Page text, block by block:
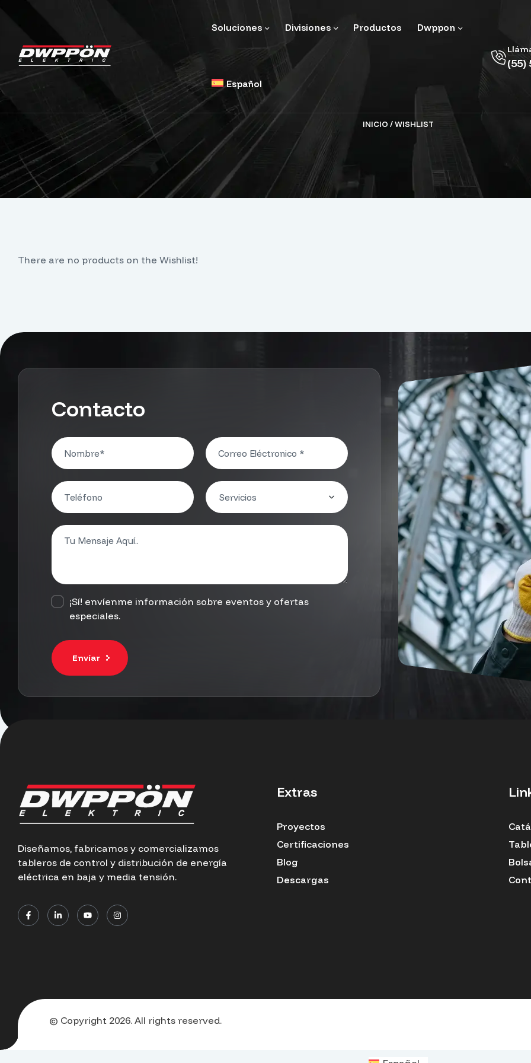
Soluciones Divisiones Productos Dwppon
Español
(55)
INICIO / WISHLIST
There are no products on the Wishlist!
Contacto
¡Sí! envíenme información sobre eventos y ofertas
especiales.
Envíar
Diseñamos, fabricamos y comercializamos
tableros de control y distribución de energía
eléctrica en baja y media tensión.
Extras
Proyectos
Certificaciones
Blog
Descargas
© Copyright 2026. All rights reserved.